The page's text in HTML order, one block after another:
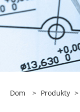
Dom > Produkty >